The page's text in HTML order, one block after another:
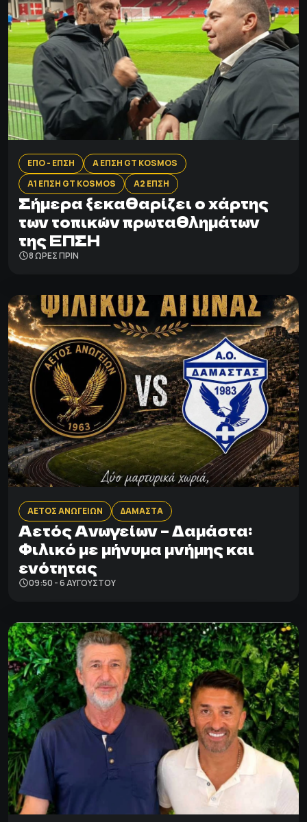
ΕΠΟ - ΕΠΣΗ
Α ΕΠΣΗ GT KOSMOS
Α1 ΕΠΣΗ GT KOSMOS
Α2 ΕΠΣΗ
Σήμερα ξεκαθαρίζει ο χάρτης
των τοπικών πρωταθλημάτων
της ΕΠΣΗ
8 ΩΡΕΣ ΠΡΙΝ
ΑΕΤΟΣ ΑΝΩΓΕΙΩΝ ΔΑΜΑΣΤΑ
Αετός Ανωγείων – Δαμάστα:
Φιλικό με μήνυμα μνήμης και
ενότητας
09:50 - 6 ΑΥΓΟΎΣΤΟΥ